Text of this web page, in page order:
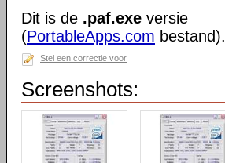
Dit is de .paf.exe versie
(PortableApps.com bestand).
Stel een correctie voor
Screenshots: